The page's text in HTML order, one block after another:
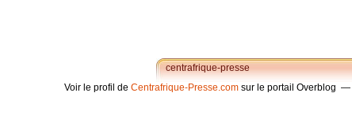
centrafrique-presse
Voir le profil de Centrafrique-Presse.com sur le portail Overblog